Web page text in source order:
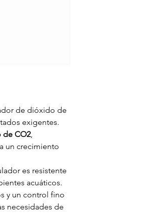
de dióxido de
exigentes.
de CO2,
un crecimiento
es resistente
acuáticos.
y un control fino
necesidades de